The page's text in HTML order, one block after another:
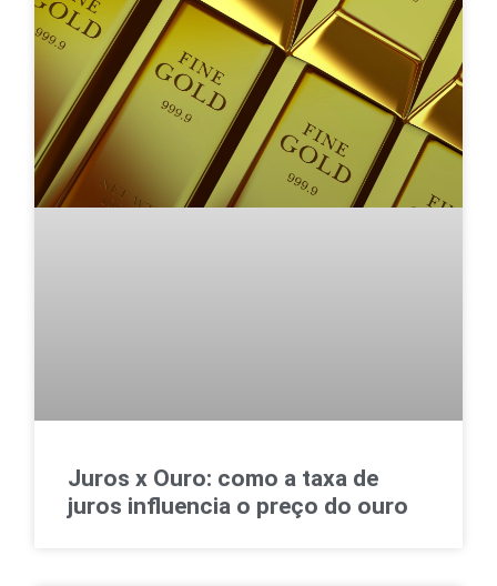
Juros x Ouro: como a taxa de
juros influencia o preço do ouro